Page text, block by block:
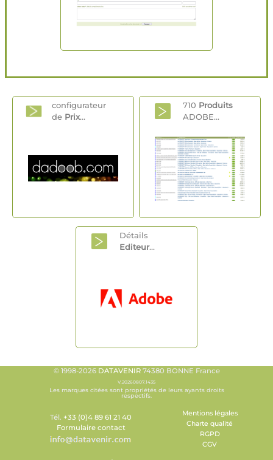
configurateur
de Prix...
710 Produits
ADOBE...
Détails
Editeur...
© 1998-2026 DATAVENIR74380 BONNE France
V.20260807.1435
Les marques citées sont propriétés de leurs ayants droits
respectifs.
Tél. +33 (0)4 89 61 21 40
Formulaire contact
Mentions légales
Charte qualité
RGPD
CGV